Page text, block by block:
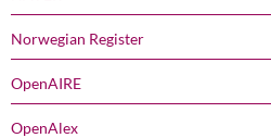
Norwegian Register
OpenAIRE
OpenAlex